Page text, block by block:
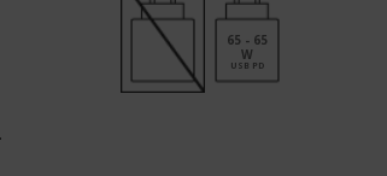
65 - 65
W
USB PD